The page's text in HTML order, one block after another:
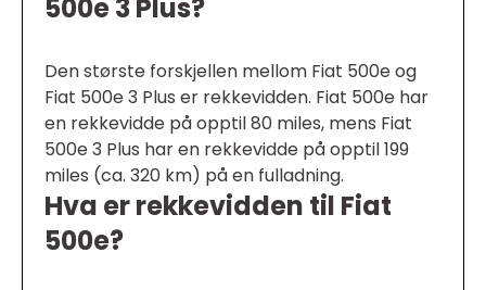
500e 3 Plus?
Den største forskjellen mellom Fiat 500e og
Fiat 500e 3 Plus er rekkevidden. Fiat 500e har
en rekkevidde på opptil 80 miles, mens Fiat
500e 3 Plus har en rekkevidde på opptil 199
miles (ca. 320 km) på en fulladning.
Hva er rekkevidden til Fiat
500e?